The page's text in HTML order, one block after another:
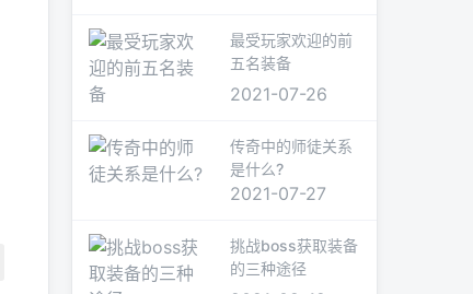
最受玩家欢迎的前
五名装备
2021-07-26
传奇中的师徒关系
是什么?
2021-07-27
挑战boss获取装备
的三种途径